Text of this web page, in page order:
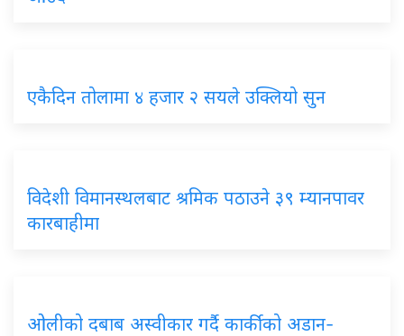
एकैदिन तोलामा ४ हजार २ सयले उक्लियो सुन
विदेशी विमानस्थलबाट श्रमिक पठाउने ३९ म्यानपावर
कारबाहीमा
ओलीको दबाब अस्वीकार गर्दै कार्कीको अडान-